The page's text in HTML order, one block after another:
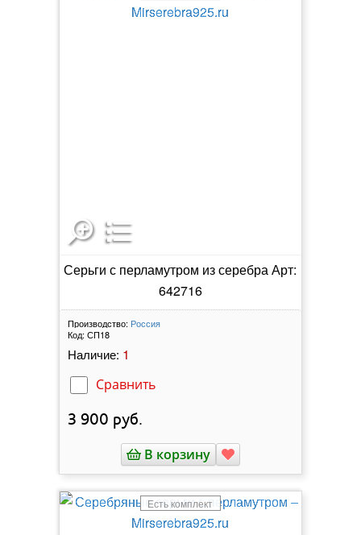
Серьги с перламутром из серебра Арт:
642716
Производство: Россия
Код: СП18
Наличие: 1
Сравнить
3 900 руб.
В корзину
Есть комплект